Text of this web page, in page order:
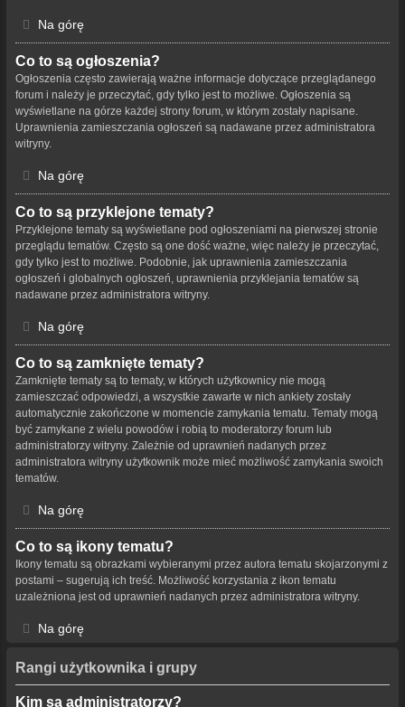
Na górę
Co to są ogłoszenia?
Ogłoszenia często zawierają ważne informacje dotyczące przeglądanego
forum i należy je przeczytać, gdy tylko jest to możliwe. Ogłoszenia są
wyświetlane na górze każdej strony forum, w którym zostały napisane.
Uprawnienia zamieszczania ogłoszeń są nadawane przez administratora
witryny.
Na górę
Co to są przyklejone tematy?
Przyklejone tematy są wyświetlane pod ogłoszeniami na pierwszej stronie
przeglądu tematów. Często są one dość ważne, więc należy je przeczytać,
gdy tylko jest to możliwe. Podobnie, jak uprawnienia zamieszczania
ogłoszeń i globalnych ogłoszeń, uprawnienia przyklejania tematów są
nadawane przez administratora witryny.
Na górę
Co to są zamknięte tematy?
Zamknięte tematy są to tematy, w których użytkownicy nie mogą
zamieszczać odpowiedzi, a wszystkie zawarte w nich ankiety zostały
automatycznie zakończone w momencie zamykania tematu. Tematy mogą
być zamykane z wielu powodów i robią to moderatorzy forum lub
administratorzy witryny. Zależnie od uprawnień nadanych przez
administratora witryny użytkownik może mieć możliwość zamykania swoich
tematów.
Na górę
Co to są ikony tematu?
Ikony tematu są obrazkami wybieranymi przez autora tematu skojarzonymi z
postami – sugerują ich treść. Możliwość korzystania z ikon tematu
uzależniona jest od uprawnień nadanych przez administratora witryny.
Na górę
Rangi użytkownika i grupy
Kim są administratorzy?